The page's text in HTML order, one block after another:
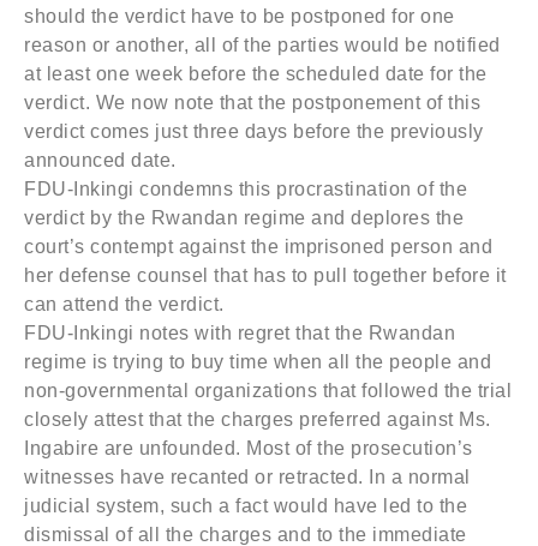
should the verdict have to be postponed for one
reason or another, all of the parties would be notified
at least one week before the scheduled date for the
verdict. We now note that the postponement of this
verdict comes just three days before the previously
announced date.
FDU-Inkingi condemns this procrastination of the
verdict by the Rwandan regime and deplores the
court’s contempt against the imprisoned person and
her defense counsel that has to pull together before it
can attend the verdict.
FDU-Inkingi notes with regret that the Rwandan
regime is trying to buy time when all the people and
non-governmental organizations that followed the trial
closely attest that the charges preferred against Ms.
Ingabire are unfounded. Most of the prosecution’s
witnesses have recanted or retracted. In a normal
judicial system, such a fact would have led to the
dismissal of all the charges and to the immediate